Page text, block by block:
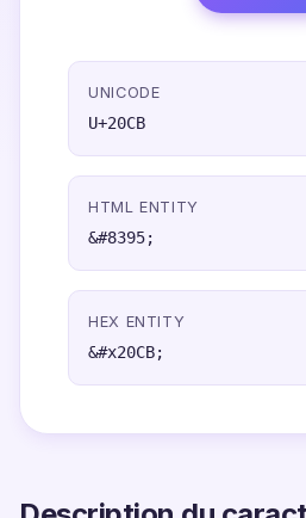
UNICODE
U+20CB
HTML ENTITY
&#8395;
HEX ENTITY
&#x20CB;